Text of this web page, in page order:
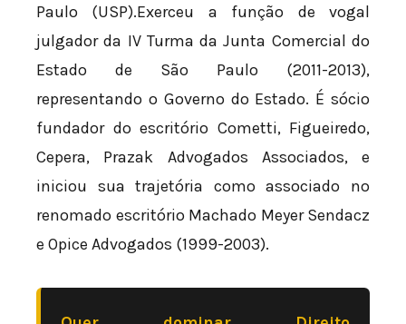
Paulo (USP).Exerceu a função de vogal
julgador da IV Turma da Junta Comercial do
Estado de São Paulo (2011-2013),
representando o Governo do Estado. É sócio
fundador do escritório Cometti, Figueiredo,
Cepera, Prazak Advogados Associados, e
iniciou sua trajetória como associado no
renomado escritório Machado Meyer Sendacz
e Opice Advogados (1999-2003).